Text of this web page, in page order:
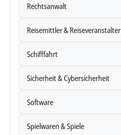
Rechtsanwalt
Reisemittler & Reiseveranstalter
Schifffahrt
Sicherheit & Cybersicherheit
Software
Spielwaren & Spiele